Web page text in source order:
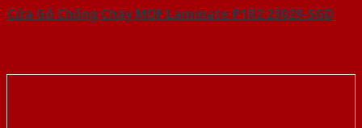
Cửa Gỗ Chống Cháy MDF Laminate P1R2 23029-SGD